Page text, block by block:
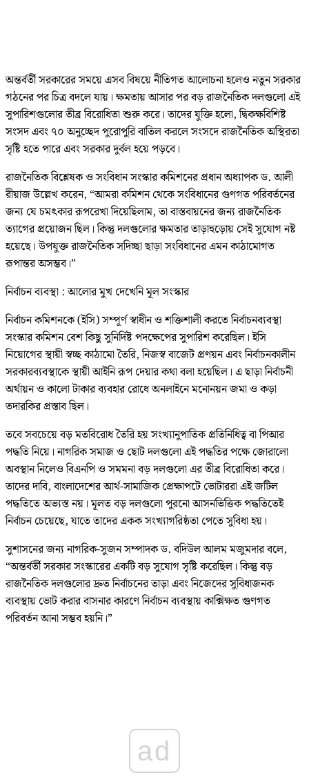
অন্তর্বর্তী সরকারের সময়ে এসব বিষয়ে নীতিগত আলোচনা হলেও নতুন সরকার
গঠনের পর চিত্র বদলে যায়। ক্ষমতায় আসার পর বড় রাজনৈতিক দলগুলো এই
সুপারিশগুলোর তীব্র বিরোধিতা শুরু করে। তাদের যুক্তি হলো, দ্বিকক্ষবিশিষ্ট
সংসদ এবং ৭০ অনুচ্ছেদ পুরোপুরি বাতিল করলে সংসদে রাজনৈতিক অস্থিরতা
সৃষ্টি হতে পারে এবং সরকার দুর্বল হয়ে পড়বে।
রাজনৈতিক বিশ্লেষক ও সংবিধান সংস্কার কমিশনের প্রধান অধ্যাপক ড. আলী
রীয়াজ উল্লেখ করেন, “আমরা কমিশন থেকে সংবিধানের গুণগত পরিবর্তনের
জন্য যে চমৎকার রূপরেখা দিয়েছিলাম, তা বাস্তবায়নের জন্য রাজনৈতিক
ত্যাগের প্রয়োজন ছিল। কিন্তু দলগুলোর ক্ষমতার তাড়াহুড়োয় সেই সুযোগ নষ্ট
হয়েছে। উপযুক্ত রাজনৈতিক সদিচ্ছা ছাড়া সংবিধানের এমন কাঠামোগত
রূপান্তর অসম্ভব।”
নির্বাচন ব্যবস্থা : আলোর মুখ দেখেনি মূল সংস্কার
নির্বাচন কমিশনকে (ইসি) সম্পূর্ণ স্বাধীন ও শক্তিশালী করতে নির্বাচনব্যবস্থা
সংস্কার কমিশন বেশ কিছু সুনির্দিষ্ট পদক্ষেপের সুপারিশ করেছিল। ইসি
নিয়োগের স্থায়ী স্বচ্ছ কাঠামো তৈরি, নিজস্ব বাজেট প্রণয়ন এবং নির্বাচনকালীন
সরকারব্যবস্থাকে স্থায়ী আইনি রূপ দেয়ার কথা বলা হয়েছিল। এ ছাড়া নির্বাচনী
অর্থায়ন ও কালো টাকার ব্যবহার রোধে অনলাইনে মনোনয়ন জমা ও কড়া
তদারকির প্রস্তাব ছিল।
তবে সবচেয়ে বড় মতবিরোধ তৈরি হয় সংখ্যানুপাতিক প্রতিনিধিত্ব বা পিআর
পদ্ধতি নিয়ে। নাগরিক সমাজ ও ছোট দলগুলো এই পদ্ধতির পক্ষে জোরালো
অবস্থান নিলেও বিএনপি ও সমমনা বড় দলগুলো এর তীব্র বিরোধিতা করে।
তাদের দাবি, বাংলাদেশের আর্থ-সামাজিক প্রেক্ষাপটে ভোটাররা এই জটিল
পদ্ধতিতে অভ্যস্ত নয়। মূলত বড় দলগুলো পুরনো আসনভিত্তিক পদ্ধতিতেই
নির্বাচন চেয়েছে, যাতে তাদের একক সংখ্যাগরিষ্ঠতা পেতে সুবিধা হয়।
সুশাসনের জন্য নাগরিক-সুজন সম্পাদক ড. বদিউল আলম মজুমদার বলে,
“অন্তর্বর্তী সরকার সংস্কারের একটি বড় সুযোগ সৃষ্টি করেছিল। কিন্তু বড়
রাজনৈতিক দলগুলোর দ্রুত নির্বাচনের তাড়া এবং নিজেদের সুবিধাজনক
ব্যবস্থায় ভোট করার বাসনার কারণে নির্বাচন ব্যবস্থায় কাক্সিক্ষত গুণগত
পরিবর্তন আনা সম্ভব হয়নি।”
ad